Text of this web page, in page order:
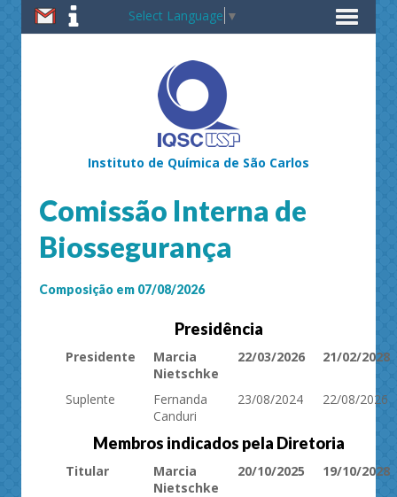
Select Language ▼
Instituto de Química de São Carlos
Comissão Interna de
Biossegurança
Composição em 07/08/2026
Presidência
Presidente
Marcia
Nietschke
22/03/2026 21/02/2028
Suplente
Fernanda
Canduri
23/08/2024 22/08/2026
Membros indicados pela Diretoria
Titular
Marcia
Nietschke
20/10/2025 19/10/2028